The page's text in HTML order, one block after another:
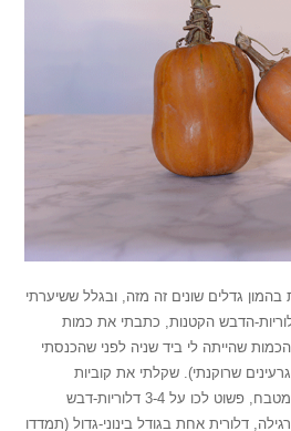
בהמון גדלים שונים זה מזה, ובגלל ששיערתי
הדבש הקטנות, כתבתי את כמות
שהייתה לי ביד שניה לפני שהכנסתי
שרוקנתי). שקלתי את קוביות
הדלורית. אם אין לכם משקל במטבח, פשוט לכו על 3-4 דלוריות-דבש
דלורית אחת בגודל בינוני-גדול (תמדדו